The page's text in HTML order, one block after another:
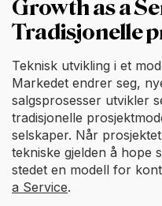
Growth as a
Tradisjonelle
Teknisk utvikling i et
Markedet endrer seg,
salgsprosesser utvikler
tradisjonelle
selskaper. Når
tekniske gjelden å hope
stedet en modell for
a Service.